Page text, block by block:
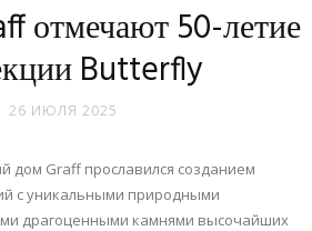
отмечают 50-летие
Butterfly
26 ИЮЛЯ 2025
дом Graff прославился созданием
с уникальными природными
драгоценными камнями высочайших